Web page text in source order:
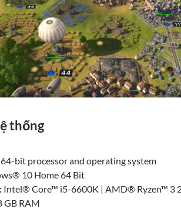
thống
64-bit processor and operating system
10 Home 64 Bit
Intel® Core™ i5-6600K | AMD® Ryzen™ 3
GB RAM